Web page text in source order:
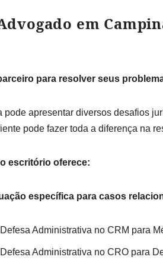
em
para resolver seus
pode apresentar diversos desafios
pode fazer toda a diferença na
escritório oferece:
específica para casos
Defesa Administrativa no CRM para
Defesa Administrativa no CRO para